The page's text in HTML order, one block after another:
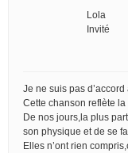
Lola
Invité
Je ne suis pas d’accord
Cette chanson reflète la
De nos jours,la plus
son physique et de se
Elles n’ont rien